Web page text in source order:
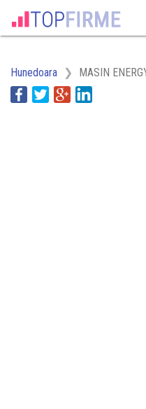
Hunedoara MASIN